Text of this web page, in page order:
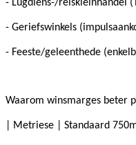
- Lugdiens-/reiskleinhandel
- Geriefswinkels
- Feeste/geleenthede
Waarom winsmarges beter
| Metriese | Standaard